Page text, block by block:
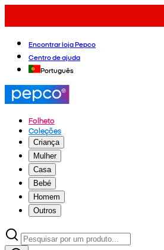
Encontrar loja Pepco
Centro de ajuda
Português
Folheto
Coleções
Criança
Mulher
Casa
Bebé
Homem
Outros